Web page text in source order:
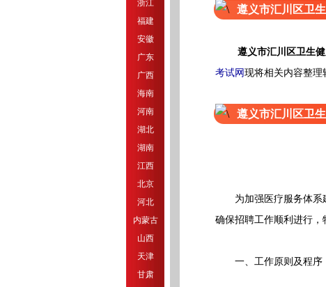
浙江
福建
安徽
广东
广西
海南
河南
湖北
湖南
江西
北京
河北
内蒙古
山西
天津
甘肃
遵义市汇川区卫
遵义市汇川区卫生
考试网现将相关内容整理
遵义市汇川区卫
为加强医疗服务体系建
确保招聘工作顺利进行，
一、工作原则及程序